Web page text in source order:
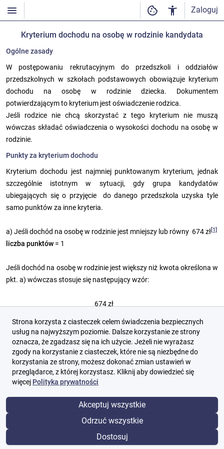
Zaloguj
Strona korzysta z ciasteczek celem świadczenia bezpiecznych
usług na najwyższym poziomie. Dalsze korzystanie ze strony
oznacza, że zgadzasz się na ich użycie. Jeżeli nie wyrażasz
zgody na korzystanie z ciasteczek, które nie są niezbędne do
korzystania ze strony, możesz dokonać zmian ustawień w
przeglądarce, z której korzystasz. Kliknij aby dowiedzieć się
więcej Polityka prywatności
Akceptuj wszystkie
Odrzuć wszystkie
Dostosuj
Kryterium dochodu na osobę w rodzinie kandydata
Ogólne zasady
W postępowaniu rekrutacyjnym do przedszkoli i oddziałów
przedszkolnych w szkołach podstawowych obowiązuje kryterium
dochodu na osobę w rodzinie dziecka. Dokumentem
potwierdzającym to kryterium jest oświadczenie rodzica.
Jeśli rodzice nie chcą skorzystać z tego kryterium nie muszą
wówczas składać oświadczenia o wysokości dochodu na osobę w
rodzinie.
Punkty za kryterium dochodu
Kryterium dochodu jest najmniej punktowanym kryterium, jednak
szczególnie istotnym w sytuacji, gdy grupa kandydatów
ubiegających się o przyjęcie do danego przedszkola uzyska tyle
samo punktów za inne kryteria.
a) Jeśli dochód na osobę w rodzinie jest mniejszy lub równy 674 zł[1]
liczba punktów = 1
Jeśli dochód na osobę w rodzinie jest większy niż kwota określona w
pkt. a) wówczas stosuje się następujący wzór:
674 zł
dochód na osobę w rodzinie dziecka
Jak obliczyć średni dochód aby skorzystać z kryterium
Zgodnie z przepisami(art. 131 ust. 9-10 ustawy Prawo
oświatowe[2]):
przy obliczaniu dochodu bierze się pod uwagę przeciętny
miesięczny dochód z3 miesięcy wybranych spośród ostatnich 6
poprzedzających złożenie wniosku,
Pod pojęciem dochodu, o którym mowa w ust. 5, rozumie się
dochód, o którym mowa w art. 3 pkt 1 ustawy z dnia 28 listopada